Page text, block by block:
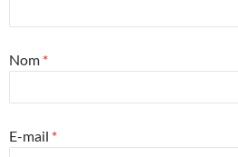
Nom *
E-mail *